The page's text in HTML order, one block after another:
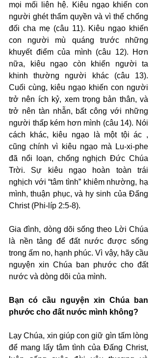
mọi mối liên hệ. Kiêu ngạo khiến con
người ghét thẩm quyền và vì thế chống
đối cha mẹ (câu 11). Kiêu ngạo khiến
con người mù quáng trước những
khuyết điểm của mình (câu 12). Hơn
nữa, kiêu ngạo còn khiến người ta
khinh thường người khác (câu 13).
Cuối cùng, kiêu ngạo khiến con người
trở nên ích kỷ, xem trọng bản thân, và
trở nên tàn nhẫn, bất công với những
người thấp kém hơn mình (câu 14). Nói
cách khác, kiêu ngạo là một tội ác ,
cũng chính vì kiêu ngạo mà Lu-xi-phe
đã nổi loạn, chống nghịch Đức Chúa
Trời. Sự kiêu ngạo hoàn toàn trái
nghịch với “tâm tình” khiêm nhường, hạ
mình, thuận phục, và hy sinh của Đấng
Christ (Phi-líp 2:5-8).
Gia đình, dòng dõi sống theo Lời Chúa
là nền tảng để đất nước được sống
trong ấm no, hạnh phúc. Vì vậy, hãy cầu
nguyện xin Chúa ban phước cho đất
nước và dòng dõi của mình.
Bạn có cầu nguyện xin Chúa ban
phước cho đất nước mình không?
Lạy Chúa, xin giúp con giữ gìn tấm lòng
để mang lấy tâm tình của Đấng Christ,